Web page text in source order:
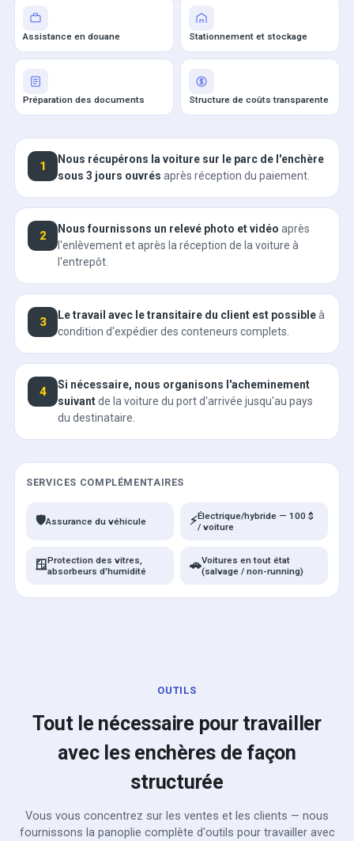
Assistance en douane Stationnement et stockage
Préparation des documents Structure de coûts transparente
1
Nous récupérons la voiture sur le parc de l'enchère
sous 3 jours ouvrés après réception du paiement.
2 Nous fournissons un relevé photo et vidéo après
l'enlèvement et après la réception de la voiture à
l'entrepôt.
3 Le travail avec le transitaire du client est possibleà
condition d'expédier des conteneurs complets.
4
Si nécessaire, nous organisons l'acheminement
suivantde la voiture du port d'arrivée jusqu'au pays
du destinataire.
SERVICES COMPLÉMENTAIRES
🛡️Assurance du véhicule ⚡Électrique/hybride — 100 $
/ voiture
🪟Protection des vitres,
absorbeurs d'humidité
🚗Voitures en tout état
(salvage / non-running)
OUTILS
Tout le nécessaire pour travailler
avec les enchères de façon
structurée
Vous vous concentrez sur les ventes et les clients — nous
fournissons la panoplie complète d'outils pour travailler avec